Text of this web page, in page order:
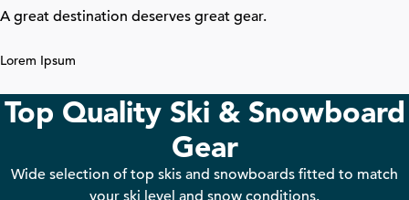
A great destination deserves great gear.
Lorem Ipsum
Top Quality Ski & Snowboard
Gear
Wide selection of top skis and snowboards fitted to match